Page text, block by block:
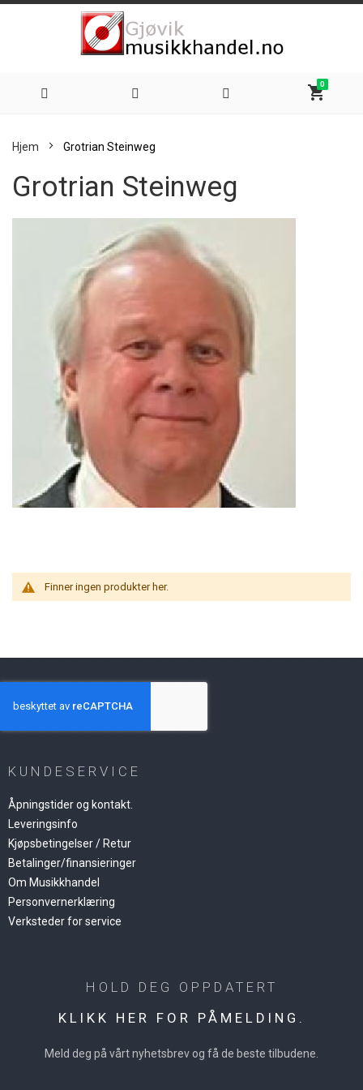
shopping_cart
0
innhold
Hjem Grotrian Steinweg
Grotrian Steinweg
Finner ingen produkter her.
KUNDESERVICE
Åpningstider og kontakt.
Leveringsinfo
Kjøpsbetingelser / Retur
Betalinger/finansieringer
Om Musikkhandel
Personvernerklæring
Verksteder for service
HOLD DEG OPPDATERT
KLIKK HER FOR PÅMELDING.
Meld deg på vårt nyhetsbrev og få de beste tilbudene.